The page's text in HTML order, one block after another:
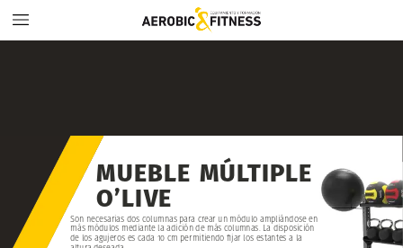
MUEBLE MÚLTIPLE
O’LIVE
Son necesarias dos columnas para crear un módulo ampliándose en
más módulos mediante la adición de más columnas. La disposición
de los agujeros es cada 10 cm permitiendo fijar los estantes a la